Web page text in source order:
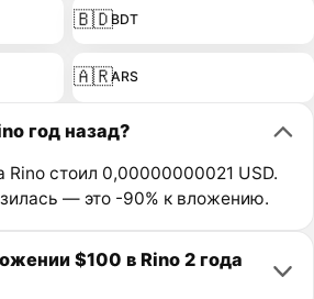
🇧🇩BDT
🇦🇷ARS
год назад?
Rino стоил 0,00000000021 USD.
— это -90% к вложению.
$100 в Rino 2 года